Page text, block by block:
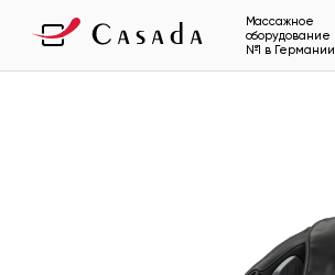
Массажное
оборудование
№1 в Германии